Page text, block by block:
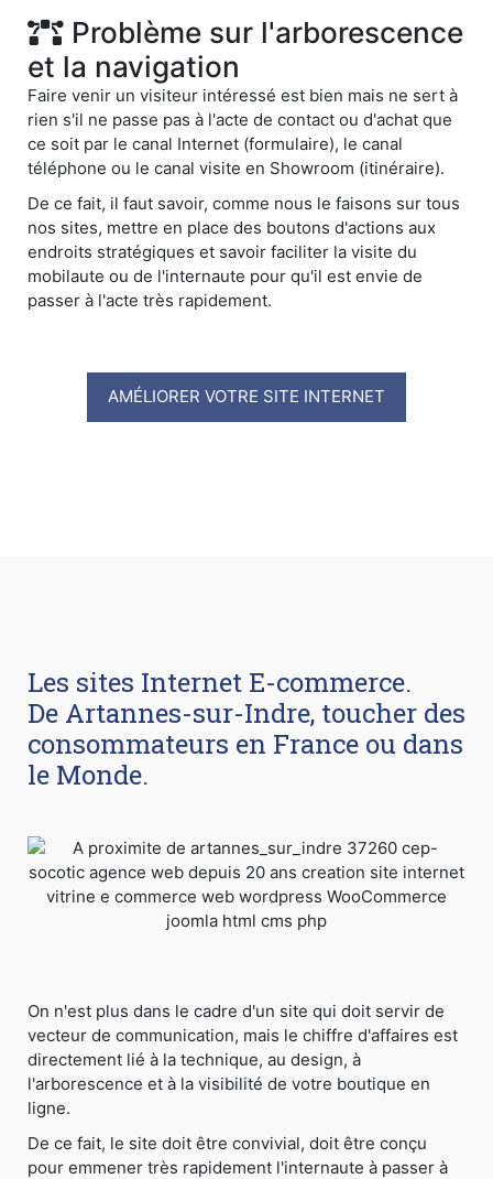
Problème sur l'arborescence
et la navigation
Faire venir un visiteur intéressé est bien mais ne sert à
rien s'il ne passe pas à l'acte de contact ou d'achat que
ce soit par le canal Internet (formulaire), le canal
téléphone ou le canal visite en Showroom (itinéraire).
De ce fait, il faut savoir, comme nous le faisons sur tous
nos sites, mettre en place des boutons d'actions aux
endroits stratégiques et savoir faciliter la visite du
mobilaute ou de l'internaute pour qu'il est envie de
passer à l'acte très rapidement.
AMÉLIORER VOTRE SITE INTERNET
Les sites Internet E-commerce.
De Artannes-sur-Indre, toucher des
consommateurs en France ou dans
le Monde.
On n'est plus dans le cadre d'un site qui doit servir de
vecteur de communication, mais le chiffre d'affaires est
directement lié à la technique, au design, à
l'arborescence et à la visibilité de votre boutique en
ligne.
De ce fait, le site doit être convivial, doit être conçu
pour emmener très rapidement l'internaute à passer à